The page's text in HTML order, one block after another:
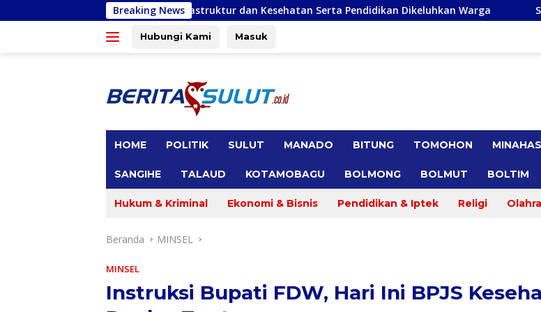
ke
Breaking News
Infrastruktur dan Kesehatan Serta Pendidikan Dikeluhkan Warga Serap Aspirasi di Minsel,
Hubungi Kami Masuk
HOME POLITIK SULUT MANADO BITUNG TOMOHON
SANGIHE TALAUD KOTAMOBAGU BOLMONG BOLMUT BOLTIM
Hukum & Kriminal Ekonomi & Bisnis Pendidikan & Iptek Religi
Beranda MINSEL
MINSEL
Instruksi Bupati FDW, Hari Ini BPJS